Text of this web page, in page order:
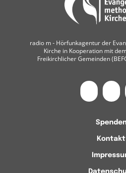
radio m ‐ Hörfunkagentur der
Kirche in Kooperation mit
Freikirchlicher Gemeinden
Kontakt